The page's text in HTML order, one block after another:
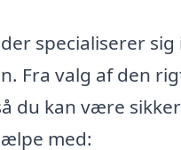
specialiserer sig
Fra valg af den
du kan være
med: